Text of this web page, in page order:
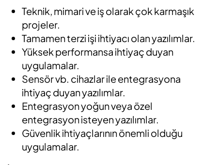
Teknik, mimari ve iş olarak çok karmaşık
projeler.
Tamamen terzi işi ihtiyacı olan yazılımlar.
Yüksek performansa ihtiyaç duyan
uygulamalar.
Sensör vb. cihazlar ile entegrasyona
ihtiyaç duyan yazılımlar.
Entegrasyon yoğun veya özel
entegrasyon isteyen yazılımlar.
Güvenlik ihtiyaçlarının önemli olduğu
uygulamalar.